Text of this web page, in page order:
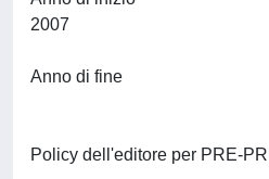
Anno di fine
Policy dell'editore per PRE-